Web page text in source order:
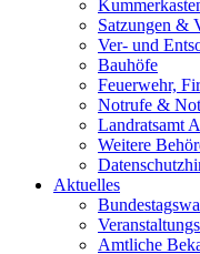
Satzungen &
Ver- und
Bauhöfe
Feuerwehr,
Notrufe &
Landratsamt
Weitere
Aktuelles
Amtliche